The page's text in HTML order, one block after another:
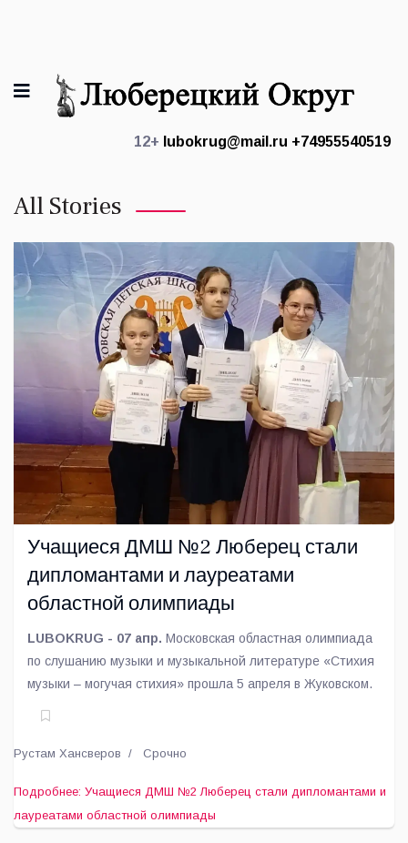
12+ lubokrug@mail.ru +74955540519
All Stories
Учащиеся ДМШ №2 Люберец стали
дипломантами и лауреатами
областной олимпиады
LUBOKRUG - 07 апр. Московская областная олимпиада
по слушанию музыки и музыкальной литературе «Стихия
музыки – могучая стихия» прошла 5 апреля в Жуковском.
Рустам Хансверов Срочно
Подробнее: Учащиеся ДМШ №2 Люберец стали дипломантами и
лауреатами областной олимпиады